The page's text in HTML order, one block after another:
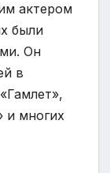
актером
были
Он
в
и многих